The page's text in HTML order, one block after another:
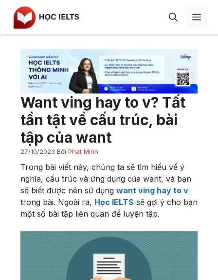
Chuyển
đến
Học IELTS
IELTS Speaking
IELTS Writing
IELTS Listening
IELTS Reading
Từ vựng
Ngữ pháp
Tài liệu
Blog
Review
Liên hệ
Want ving hay to v? Tất
tần tật về cấu trúc, bài
tập của want
27/10/2023 Bởi Phat Minh
Trong bài viết này, chúng ta sẽ tìm hiểu về ý
nghĩa, cấu trúc và ứng dụng của want, và bạn
sẽ biết được nên sử dụng want ving hay to v
trong bài. Ngoài ra, Học IELTS sẽ gợi ý cho bạn
một số bài tập liên quan để luyện tập.